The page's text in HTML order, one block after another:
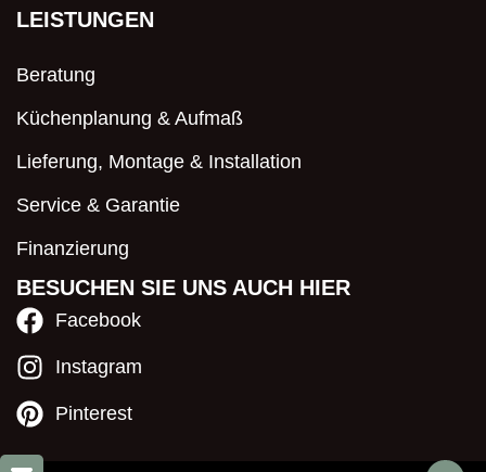
LEISTUNGEN
Beratung
Küchenplanung & Aufmaß
Lieferung, Montage & Installation
Service & Garantie
Finanzierung
BESUCHEN SIE UNS AUCH HIER
Facebook
Instagram
Pinterest